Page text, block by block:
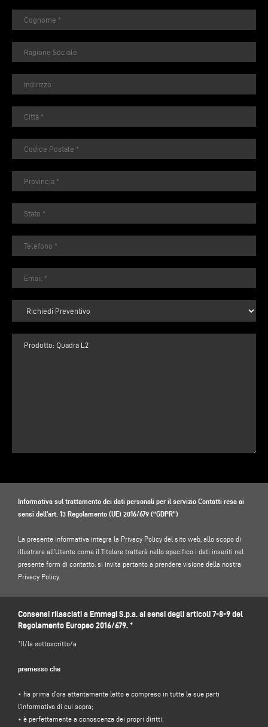
Informativa sul trattamento dei dati personali per il servizio Contatti resa ai
sensi dell’art. 13 Regolamento (UE) 2016/679 (“GDPR”)
La presente informativa integra la Privacy Policy del sito web, allo scopo di
illustrare all’Utente come il Titolare tratterà nello specifico i dati inseriti nel
presente form di contatto: si invita pertanto a prendere visione della nostra
Privacy Policy.
DATI
Titolare del trattamento: Emmegi S.p.a., nella persona del legale
rappresentante pro tempore, con sede legale in Via Archimede, 10 - 41019 -
01978870366.
Responsabile per la protezione dei dati (DPO): dott. Donato Eugenio
Caccavella, indirizzo e-mail:
Consensi rilasciati a Emmegi S.p.a. ai sensi degli articoli 7-8-9 del
Regolamento Europeo 2016/679. *
*Il/la sottoscritto/a
premesso che
• ha prima d’ora attentamente letto e compreso in tutte le sue parti
l’informativa di cui sopra;
• è perfettamente a conoscenza dei propri diritti;